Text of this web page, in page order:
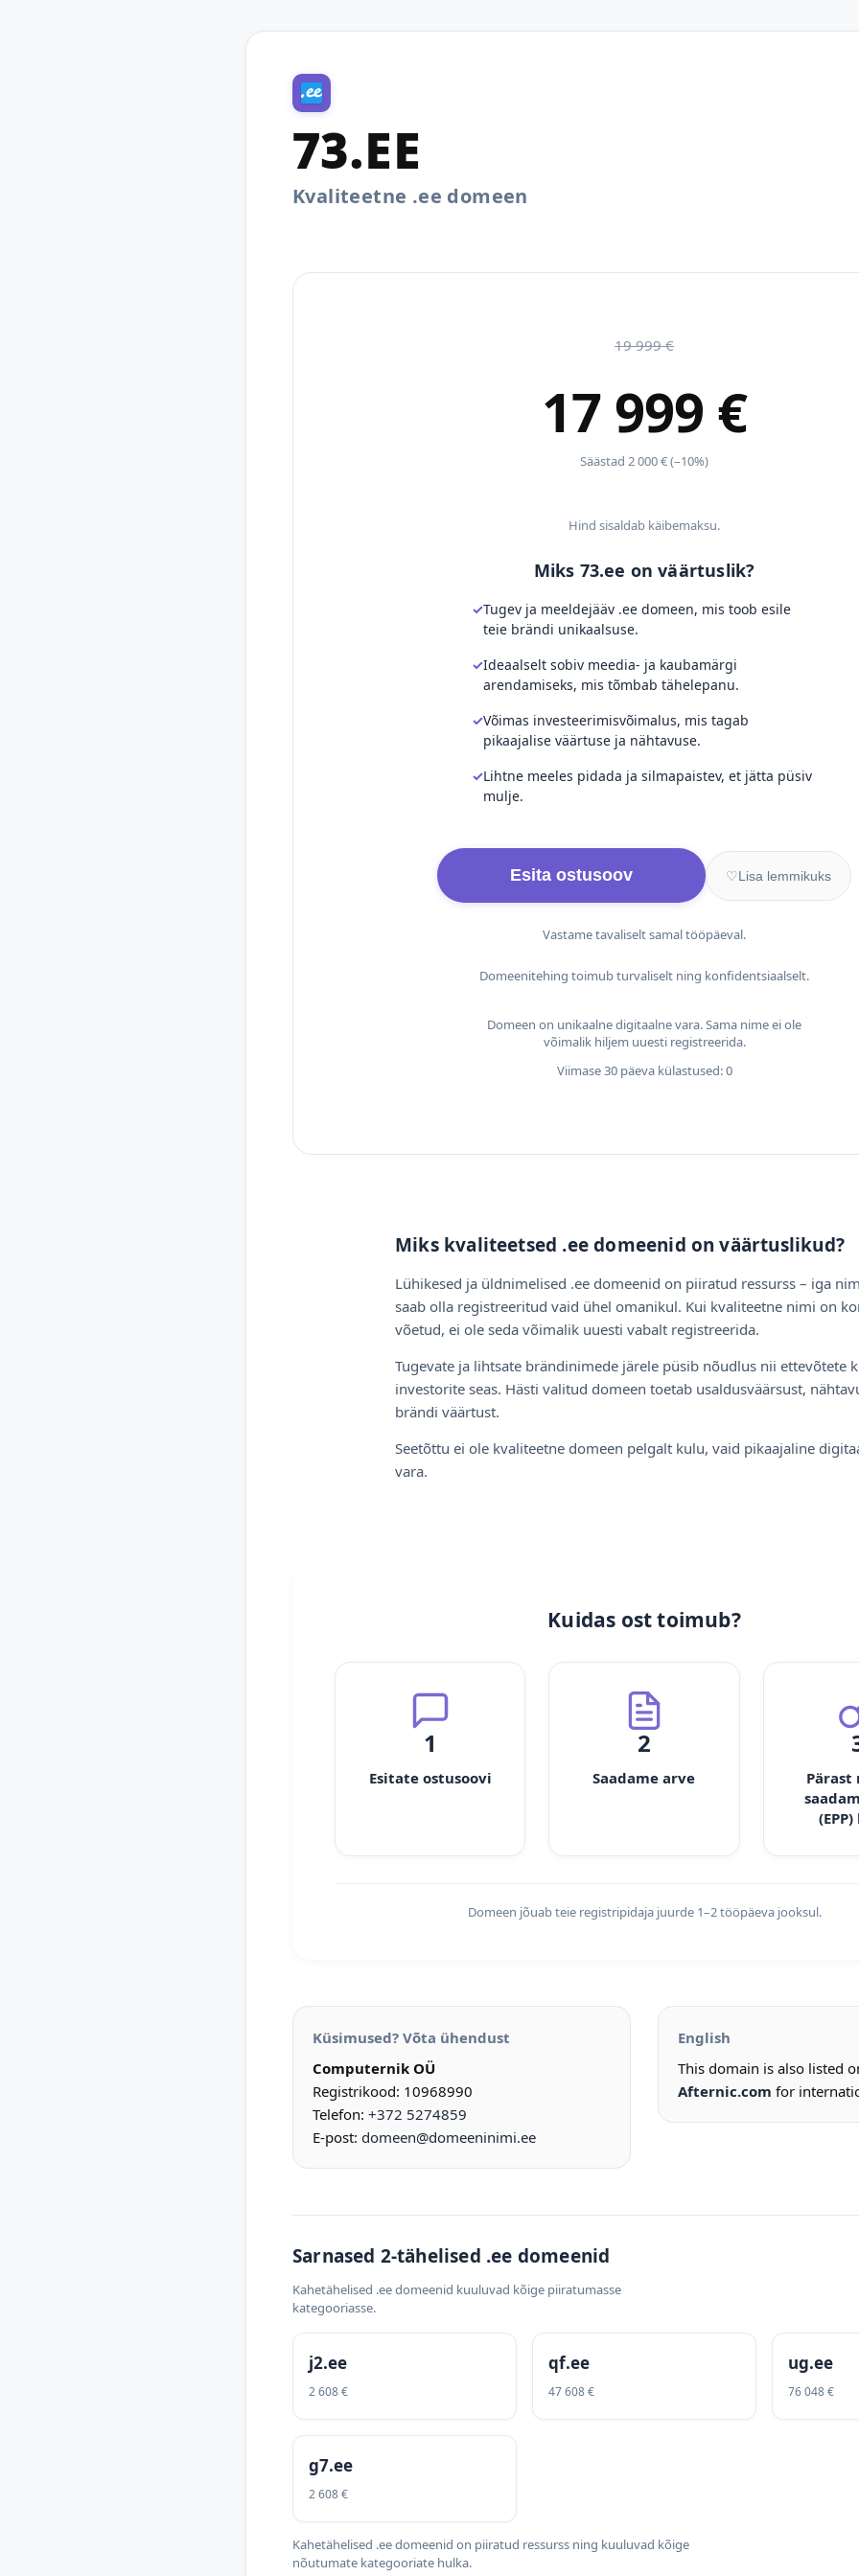
73.EE
Kvaliteetne .ee domeen
19 999 €
17 999 €
Säästad 2 000 € (–10%)
Hind sisaldab käibemaksu.
Miks 73.ee on väärtuslik?
Tugev ja meeldejääv .ee domeen, mis toob esile
teie brändi unikaalsuse.
Ideaalselt sobiv meedia- ja kaubamärgi
arendamiseks, mis tõmbab tähelepanu.
Võimas investeerimisvõimalus, mis tagab
pikaajalise väärtuse ja nähtavuse.
Lihtne meeles pidada ja silmapaistev, et jätta püsiv
mulje.
Esita ostusoov ♡Lisa lemmikuks
Vastame tavaliselt samal tööpäeval.
Domeenitehing toimub turvaliselt ning konfidentsiaalselt.
Domeen on unikaalne digitaalne vara. Sama nime ei ole
võimalik hiljem uuesti registreerida.
Viimase 30 päeva külastused: 0
Miks kvaliteetsed .ee domeenid on väärtuslikud?
Lühikesed ja üldnimelised .ee domeenid on piiratud ressurss – iga
saab olla registreeritud vaid ühel omanikul. Kui kvaliteetne nimi on
võetud, ei ole seda võimalik uuesti vabalt registreerida.
Tugevate ja lihtsate brändinimede järele püsib nõudlus nii ettevõtete
investorite seas. Hästi valitud domeen toetab usaldusväärsust,
brändi väärtust.
Seetõttu ei ole kvaliteetne domeen pelgalt kulu, vaid pikaajaline
vara.
Kuidas ost toimub?
1
Esitate ostusoovi
2
Saadame arve
Pärast
Domeen jõuab teie registripidaja juurde 1–2 tööpäeva jooksul.
Küsimused? Võta ühendust
Computernik OÜ
Registrikood: 10968990
Telefon: +372 5274859
E-post: domeen@domeeninimi.ee
English
This domain is also listed
Afternic.com for
Sarnased 2-tähelised .ee domeenid
Kahetähelised .ee domeenid kuuluvad kõige piiratumasse
kategooriasse.
j2.ee
2 608 €
qf.ee
47 608 €
ug.ee
76 048 €
g7.ee
2 608 €
Kahetähelised .ee domeenid on piiratud ressurss ning kuuluvad kõige
nõutumate kategooriate hulka.